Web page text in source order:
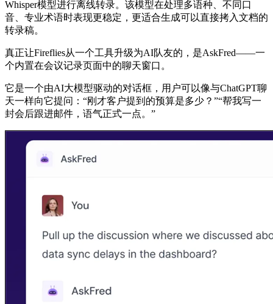
Whisper模型进行离线转录。该模型在处理多语种、不同口
音、专业术语时表现更稳定，更适合生成可以直接拷入文档的
转录稿。
真正让Fireflies从一个工具升级为AI队友的，是AskFred——一
个内置在会议记录页面中的聊天窗口。
它是一个由AI大模型驱动的对话框，用户可以像与ChatGPT聊
天一样向它提问：“刚才客户提到的预算是多少？”“帮我写一
封会后跟进邮件，语气正式一点。”